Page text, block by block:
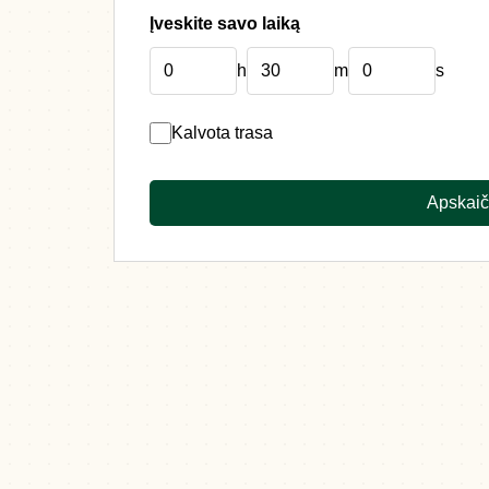
Įveskite savo laiką
h m s
Kalvota trasa